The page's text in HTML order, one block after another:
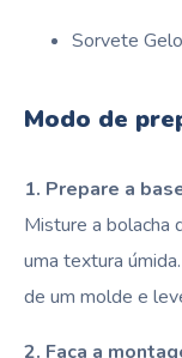
Sorvete
Modo de
1. Prepare a
Misture a bolacha
uma textura
de um molde e
2. Faça a